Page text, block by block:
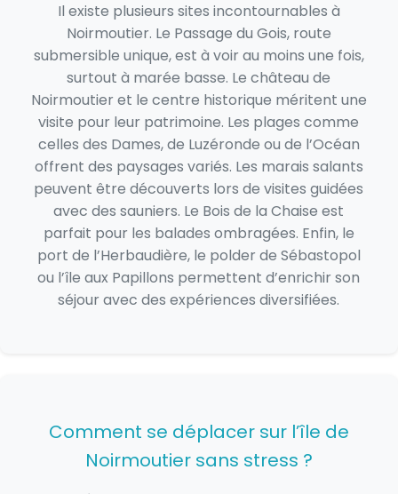
Il existe plusieurs sites incontournables à
Noirmoutier. Le Passage du Gois, route
submersible unique, est à voir au moins une fois,
surtout à marée basse. Le château de
Noirmoutier et le centre historique méritent une
visite pour leur patrimoine. Les plages comme
celles des Dames, de Luzéronde ou de l’Océan
offrent des paysages variés. Les marais salants
peuvent être découverts lors de visites guidées
avec des sauniers. Le Bois de la Chaise est
parfait pour les balades ombragées. Enfin, le
port de l’Herbaudière, le polder de Sébastopol
ou l’île aux Papillons permettent d’enrichir son
séjour avec des expériences diversifiées.
Comment se déplacer sur l’île de
Noirmoutier sans stress ?